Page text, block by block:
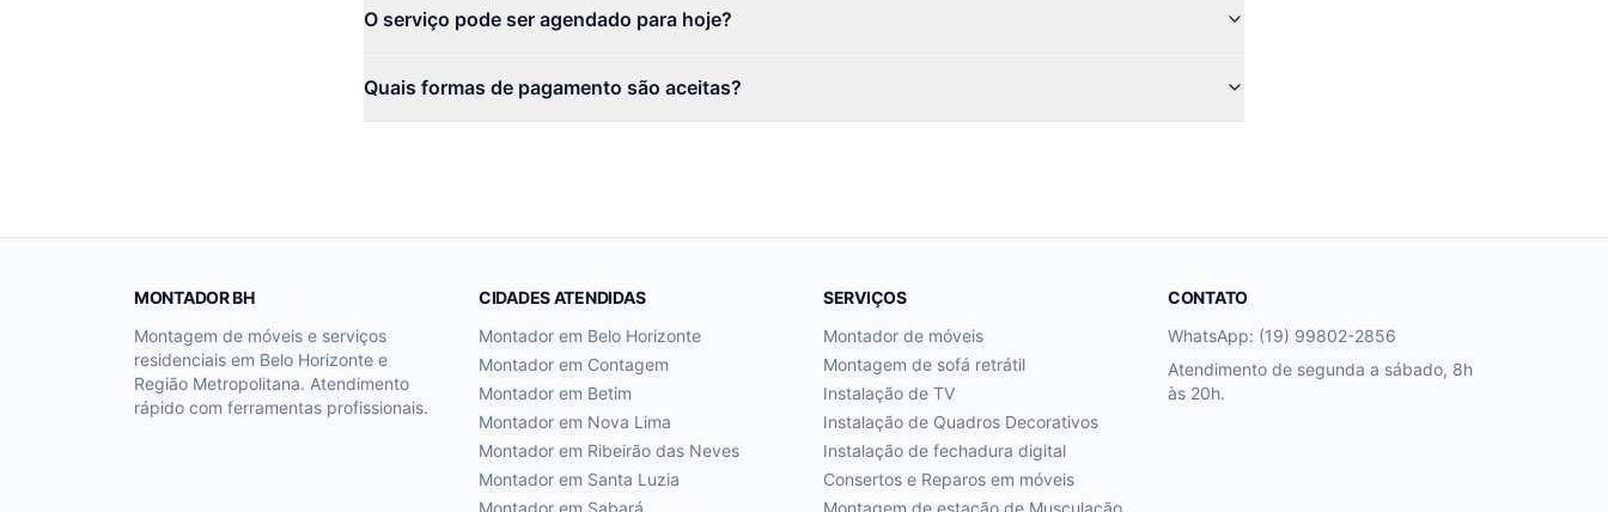
O serviço pode ser agendado para hoje?
Quais formas de pagamento são aceitas?
MONTADOR BH
Montagem de móveis e serviços
residenciais em Belo Horizonte e
Região Metropolitana. Atendimento
rápido com ferramentas profissionais.
CIDADES ATENDIDAS
Montador em Belo Horizonte
Montador em Contagem
Montador em Betim
Montador em Nova Lima
Montador em Ribeirão das Neves
Montador em Santa Luzia
Montador em Sabará
SERVIÇOS
Montador de móveis
Montagem de sofá retrátil
Instalação de TV
Instalação de Quadros Decorativos
Instalação de fechadura digital
Consertos e Reparos em móveis
Montagem de estação de Musculação
CONTATO
WhatsApp: (19) 99802-2856
Atendimento de segunda a sábado, 8h
às 20h.